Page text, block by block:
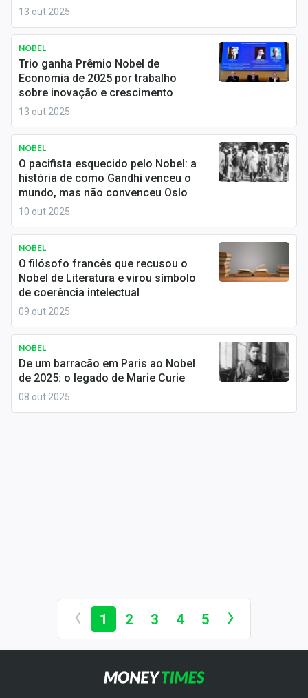
Especiais
Internacional
Marketing
Tecnologia
Conteúdo de Marca
Sobre
Expediente
13 out 2025
NOBEL
Trio ganha Prêmio Nobel de
Economia de 2025 por trabalho
sobre inovação e crescimento
13 out 2025
NOBEL
O pacifista esquecido pelo Nobel: a
história de como Gandhi venceu o
mundo, mas não convenceu Oslo
10 out 2025
NOBEL
O filósofo francês que recusou o
Nobel de Literatura e virou símbolo
de coerência intelectual
09 out 2025
NOBEL
De um barracão em Paris ao Nobel
de 2025: o legado de Marie Curie
08 out 2025
1 2 3 4 5